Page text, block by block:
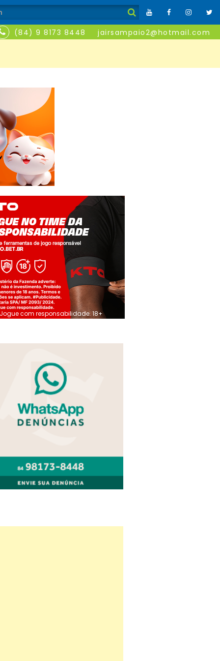
(84) 9 8173 8448 jairsampaio2@hotmail.com
Jogue com responsabilidade. 18+